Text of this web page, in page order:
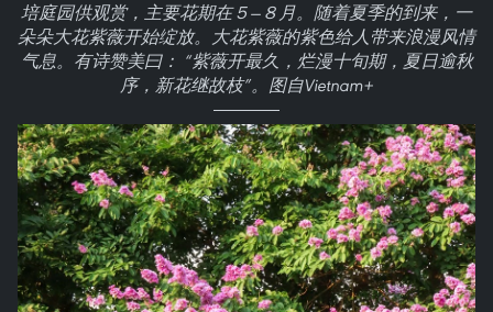
培庭园供观赏，主要花期在５—８月。随着夏季的到来，一
朵朵大花紫薇开始绽放。大花紫薇的紫色给人带来浪漫风情
气息。有诗赞美曰： “紫薇开最久，烂漫十旬期，夏日逾秋
序，新花继故枝”。图自Vietnam+